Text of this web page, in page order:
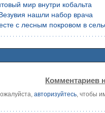
мир внутри кобальта
нашли набор врача
с лесным покровом в
Комментариев
авторизуйтесь, чтобы